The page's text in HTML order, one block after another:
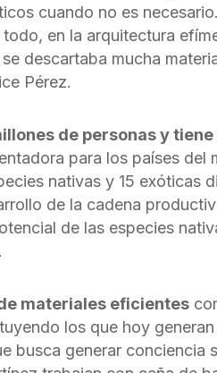
cuando no es
en la arquitectura
descartaba mucha
Pérez.
de personas y
para los países
nativas y 15 exóticas
de la cadena
de las especies
materiales eficientes
los que hoy
busca generar